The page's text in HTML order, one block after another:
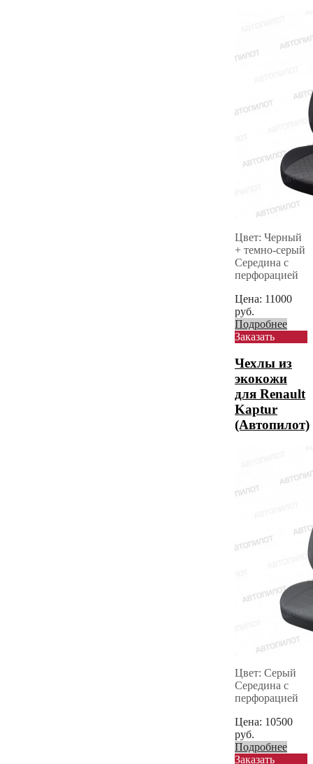
Цвет: Черный
+ темно-серый
Середина с
перфорацией
Цена: 11000
руб.
Подробнее
Заказать
Чехлы из
экокожи
для Renault
Kaptur
(Автопилот)
Цвет: Серый
Середина с
перфорацией
Цена: 10500
руб.
Подробнее
Заказать